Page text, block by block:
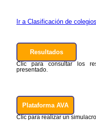
Ir a Clasificación de
Resultados
Clic para consultar los
presentado.
Plataforma AVA
Clic para realizar un